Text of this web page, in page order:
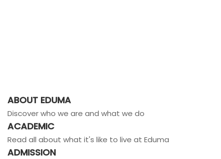
ABOUT EDUMA
Discover who we are and what we do
ACADEMIC
Read all about what it's like to live at Eduma
ADMISSION